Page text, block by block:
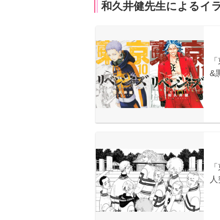
和久井健先生によるイ